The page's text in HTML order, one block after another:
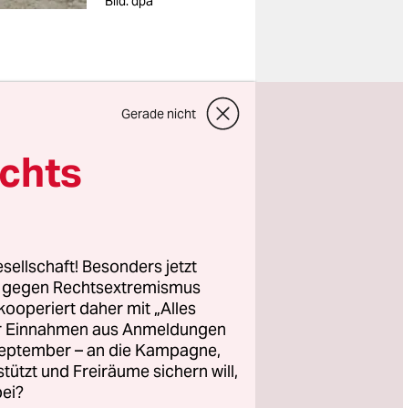
nach ein
zwei
vor,
ersten
bei der
Gerade nicht
Besonders jetzt
Rechtsextremismus
daher mit „Alles
aus Anmeldungen
– an die Kampagne,
und Freiräume sichern will,